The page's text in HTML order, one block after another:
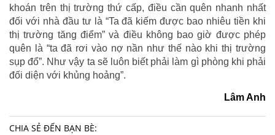
khoán trên thị trường thứ cấp, điều cần quên nhanh nhất
đối với nhà đầu tư là “Ta đã kiếm được bao nhiêu tiền khi
thị trường tăng điểm” và điều không bao giờ được phép
quên là “ta đã rơi vào nợ nần như thế nào khi thị trường
sụp đổ”. Như vậy ta sẽ luôn biết phải làm gì phòng khi phải
đối diện với khủng hoảng”.
Lâm Anh
CHIA SẺ ĐẾN BẠN BÈ: